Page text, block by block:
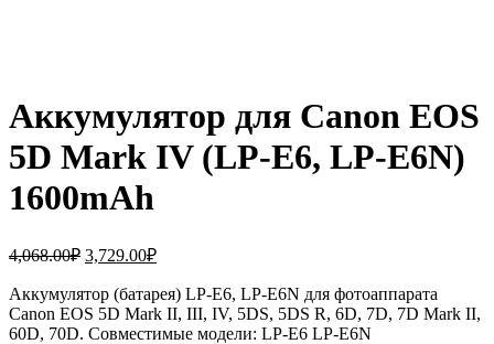
Аккумулятор для Canon EOS
5D Mark IV (LP-E6, LP-E6N)
1600mAh
4,068.00₽ Первоначальная
составляла
4,068.00₽.
3,729.00₽Текущая
3,729.00₽.
Аккумулятор (батарея) LP-E6, LP-E6N для фотоаппарата
Canon EOS 5D Mark II, III, IV, 5DS, 5DS R, 6D, 7D, 7D Mark II,
60D, 70D. Совместимые модели: LP-E6 LP-E6N